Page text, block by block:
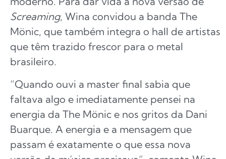
Screaming, Wina convidou a banda The
Mönic, que também integra o hall de artistas
que têm trazido frescor para o metal
brasileiro.
“Quando ouvi a master final sabia que
faltava algo e imediatamente pensei na
energia da The Mönic e nos gritos da Dani
Buarque. A energia e a mensagem que
passam é exatamente o que essa nova